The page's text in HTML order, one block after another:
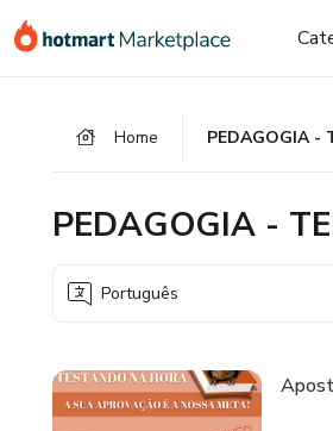
para
para
para
Home
PEDAGOGIA -
Português